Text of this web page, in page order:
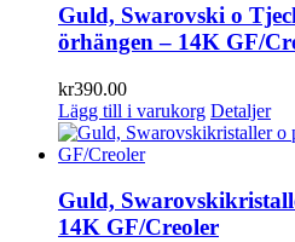
Guld, Swarovski o
örhängen – 14K GF/
kr390.00
Lägg till i varukorg Detaljer
Guld,
14K GF/Creoler